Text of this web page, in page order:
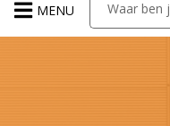
MENU